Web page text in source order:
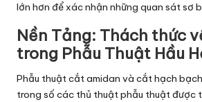
lớn hơn để xác nhận những quan sát sơ
Nền Tảng: Thách thức
trong Phẫu Thuật Hầu
Phẫu thuật cắt amidan và cắt hạch
trong số các thủ thuật phẫu thuật được